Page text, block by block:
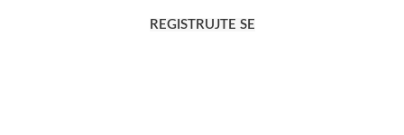
REGISTRUJTE SE